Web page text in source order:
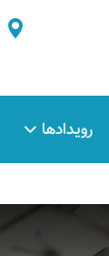
رویدادها